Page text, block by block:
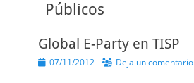
Públicos
Global E-Party en TISP
Publicado
07/11/2012 Deja un comentario